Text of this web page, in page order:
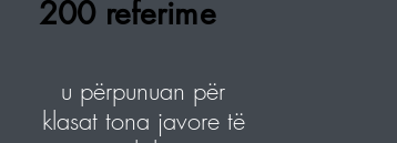
200 referime
u përpunuan për
klasat tona javore të